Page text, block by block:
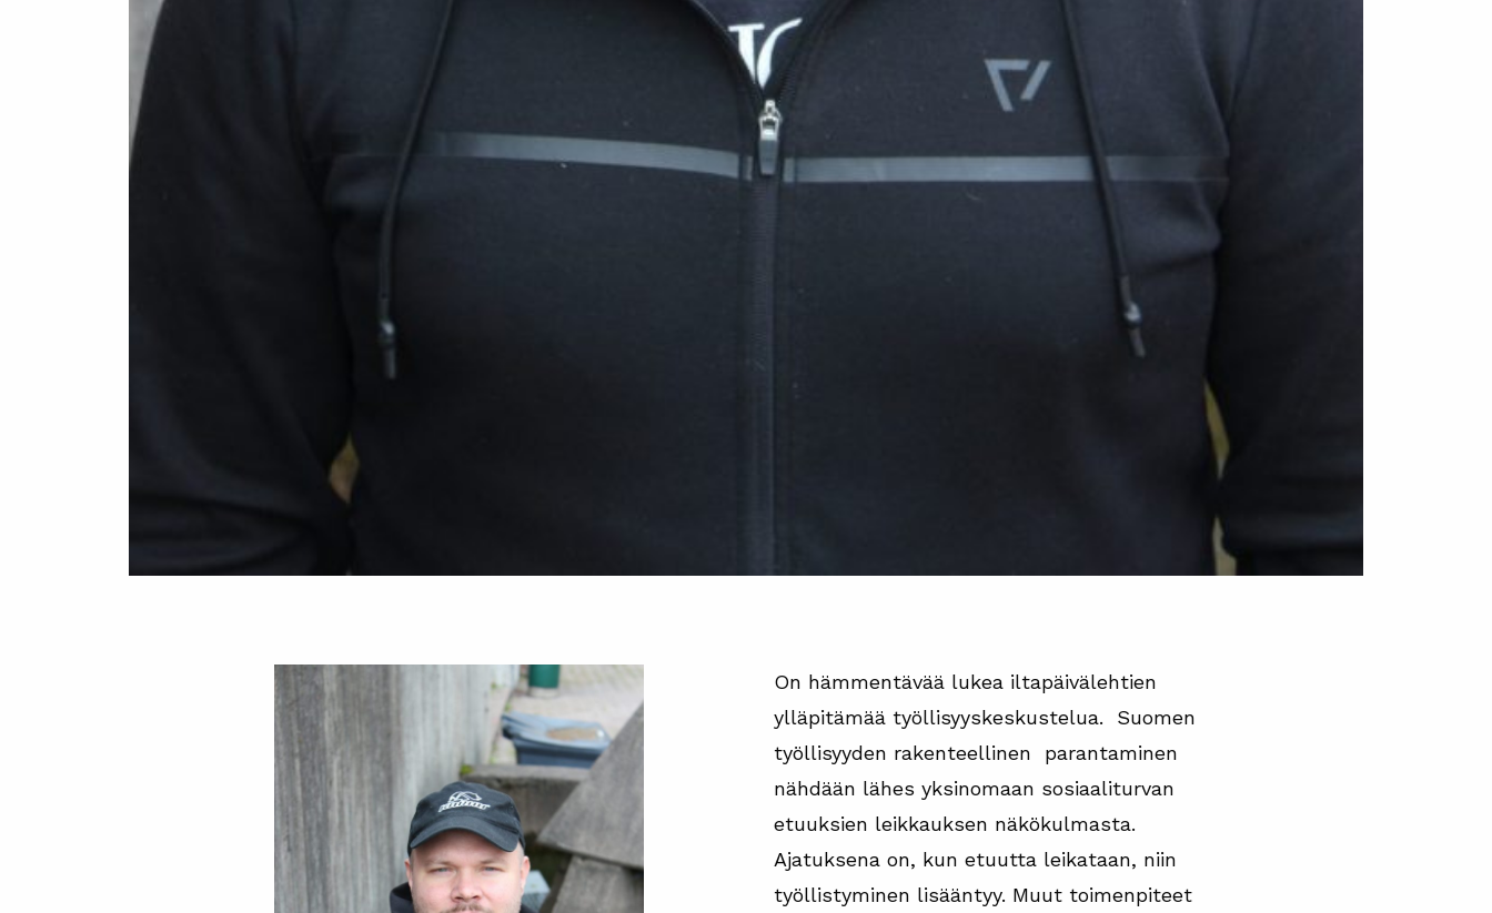
On hämmentävää lukea iltapäivälehtien
ylläpitämää työllisyyskeskustelua. Suomen
työllisyyden rakenteellinen parantaminen
nähdään lähes yksinomaan sosiaaliturvan
etuuksien leikkauksen näkökulmasta.
Ajatuksena on, kun etuutta leikataan, niin
työllistyminen lisääntyy. Muut toimenpiteet